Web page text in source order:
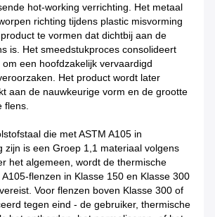
hot-working verrichting. Het metaal
richting tijdens plastic misvorming
te vormen dat dichtbij aan de
is. Het smeedstukproces consolideert
een hoofdzakelijk vervaardigd
Het product wordt later
aan de nauwkeurige vorm en de grootte
flens.
die met ASTM A105 in
zijn is een Groep 1,1 materiaal volgens
het algemeen, wordt de thermische
flenzen in Klasse 150 en Klasse 300
Voor flenzen boven Klasse 300 of
tegen eind - de gebruiker, thermische